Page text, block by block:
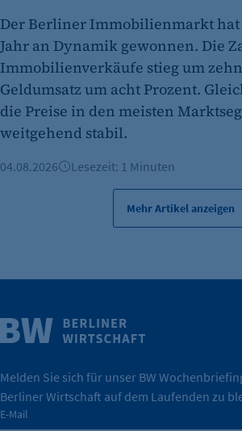
konkret bedeutet – und wie die IHK
tatsächlich unterstützt.
Wirtschaft.
Weitere Infos
Der Berliner Immobilienmarkt
Jahr an Dynamik gewonnen. Die
Immobilienverkäufe stieg um
Geldumsatz um acht Prozent.
die Preise in den meisten
weitgehend stabil.
04.08.2026 Lesezeit: 1 Minuten
Mehr Artikel anzeigen
Melden Sie sich für unser BW
Berliner Wirtschaft auf dem Laufenden zu
E-Mail